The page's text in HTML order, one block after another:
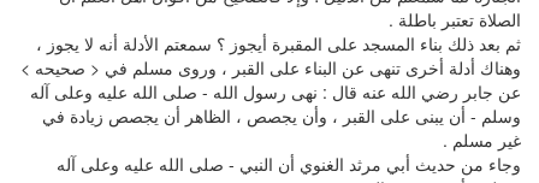
الصلاة تعتبر باطلة .
ثم بعد ذلك بناء المسجد على المقبرة أيجوز ؟ سمعتم الأدلة أنه لا يجوز ،
وهناك أدلة أخرى تنهى عن البناء على القبر ، وروى مسلم في < صحيحه >
عن جابر رضي الله عنه قال : نهى رسول الله - صلى الله عليه وعلى آله
وسلم - أن يبنى على القبر ، وأن يجصص ، الظاهر أن يجصص زيادة في
غير مسلم .
وجاء من حديث أبي مرثد الغنوي أن النبي - صلى الله عليه وعلى آله